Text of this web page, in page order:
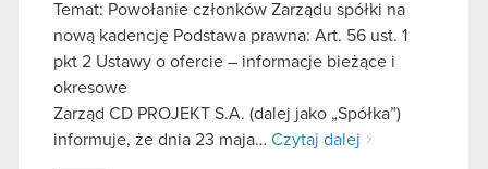
Temat: Powołanie członków Zarządu spółki na
nową kadencję Podstawa prawna: Art. 56 ust. 1
pkt 2 Ustawy o ofercie – informacje bieżące i
okresowe
Zarząd CD PROJEKT S.A. (dalej jako „Spółka”)
informuje, że dnia 23 maja… Czytaj dalej